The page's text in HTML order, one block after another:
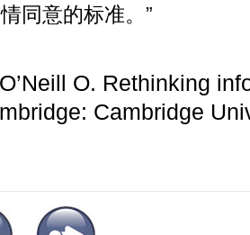
情同意的标准。”
O. Rethinking
Cambridge